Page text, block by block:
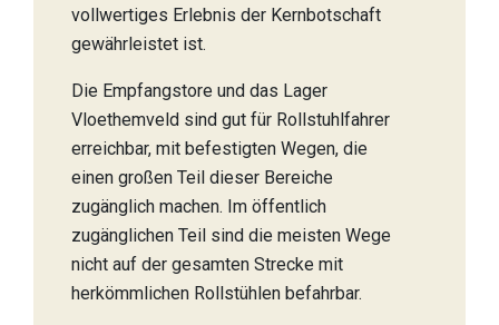
vollwertiges Erlebnis der Kernbotschaft
gewährleistet ist.
Die Empfangstore und das Lager
Vloethemveld sind gut für Rollstuhlfahrer
erreichbar, mit befestigten Wegen, die
einen großen Teil dieser Bereiche
zugänglich machen. Im öffentlich
zugänglichen Teil sind die meisten Wege
nicht auf der gesamten Strecke mit
herkömmlichen Rollstühlen befahrbar.